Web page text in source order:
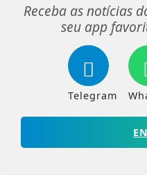
Receba as notícias
seu app
Telegram